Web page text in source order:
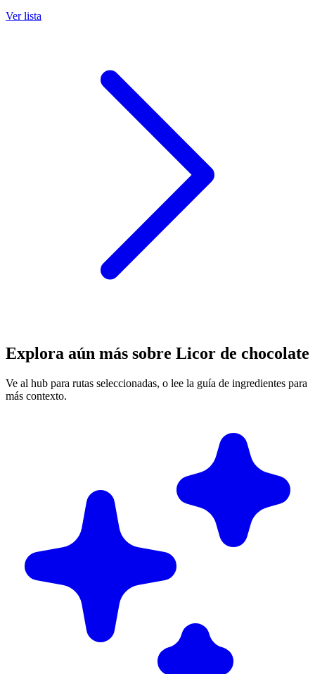
Ver lista
Explora aún más sobre Licor de chocolate
Ve al hub para rutas seleccionadas, o lee la guía de ingredientes para
más contexto.